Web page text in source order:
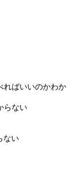
ればいいのかわか
らない
ない